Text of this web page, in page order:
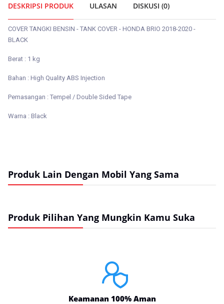
DESKRIPSI PRODUK ULASAN DISKUSI (0)
COVER TANGKI BENSIN - TANK COVER - HONDA BRIO 2018-2020 -
BLACK
Berat : 1 kg
Bahan : High Quality ABS Injection
Pemasangan : Tempel / Double Sided Tape
Warna : Black
Produk Lain Dengan Mobil Yang Sama
Produk Pilihan Yang Mungkin Kamu Suka
Keamanan 100% Aman